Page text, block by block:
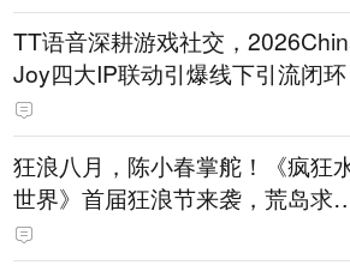
TT语音深耕游戏社交，
Joy四大IP联动引爆线下引流闭环
狂浪八月，陈小春掌舵！《疯狂
世界》首届狂浪节来袭，荒岛求
直播即将开启